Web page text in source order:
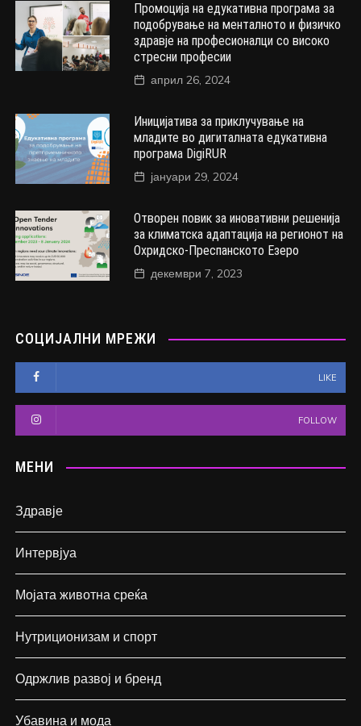
Промоција на едукативна програма за
подобрување на менталното и физичко
здравје на професионалци со високо
стресни професии
април 26, 2024
Иницијатива за приклучување на
младите во дигиталната едукативна
програма DigiRUR
јануари 29, 2024
Отворен повик за иновативни решенија
за климатска адаптација на регионот на
Охридско-Преспанското Езеро
декември 7, 2023
СОЦИЈАЛНИ МРЕЖИ
LIKE
FOLLOW
МЕНИ
Здравје
Интервјуа
Мојата животна среќа
Нутриционизам и спорт
Одржлив развој и бренд
Убавина и мода